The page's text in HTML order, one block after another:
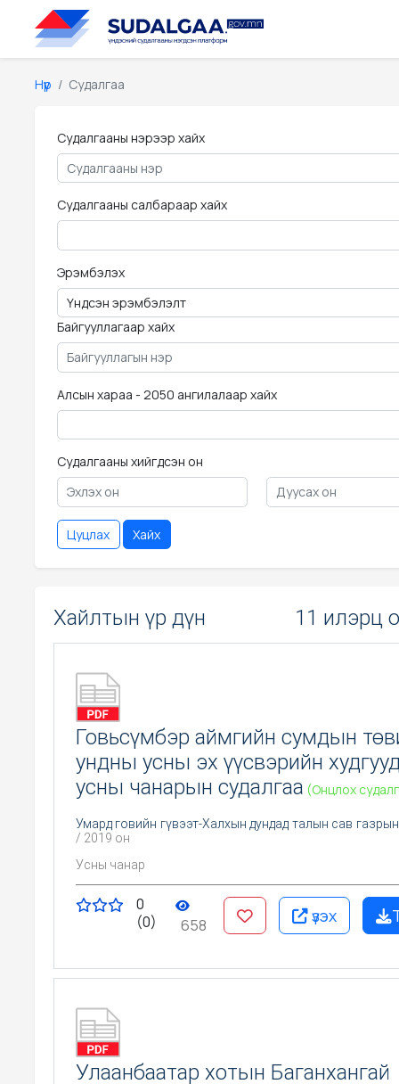
Нүүр Судалгаа
Судалгааны нэрээр хайх
Судалгааны салбараар хайх
Эрэмбэлэх
Байгууллагаар хайх
Алсын хараа - 2050 ангилалаар хайх
Судалгааны хийгдсэн он
Цуцлах Хайх
Хайлтын үр дүн 11 илэрц
Говьсүмбэр аймгийн сумдын
ундны усны эх үүсвэрийн
усны чанарын судалгаа (Онцлох
Умард говийн гүвээт-Халхын дундад талын сав
/ 2019 он
Усны чанар
0
(0)
658 үзэх
Улаанбаатар хотын Баганхангай